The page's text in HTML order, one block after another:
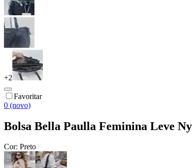
+2
Favoritar
0 (novo)
Bolsa Bella Paulla Feminina Leve
Cor: Preto